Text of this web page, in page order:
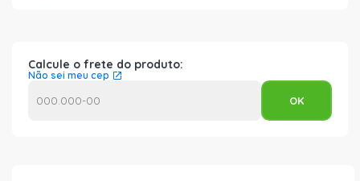
Calcule o frete do produto:
Não sei meu cep